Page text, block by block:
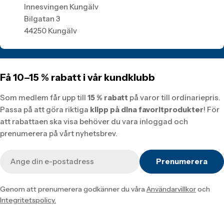
Innesvingen Kungälv
Bilgatan 3
44250 Kungälv
Få 10–15 % rabatt i vår kundklubb
Som medlem får upp till 15 % rabatt på varor till ordinariepris.
Passa på att göra riktiga klipp på dina favoritprodukter! För
att rabattaen ska visa behöver du vara inloggad och
prenumerera på vårt nyhetsbrev.
post
Prenumerera
Genom att prenumerera godkänner du våraAnvändarvillkoroch
Integritetspolicy.